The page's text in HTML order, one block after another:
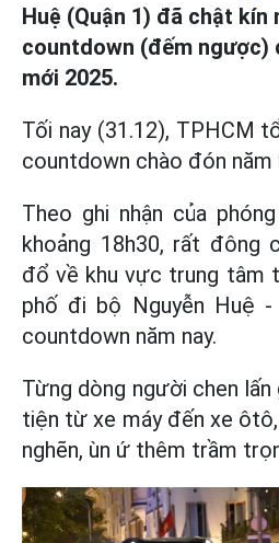
Huệ (Quận 1) đã chật
countdown (đếm ngược)
mới 2025.
Tối nay (31.12), TPHCM
countdown chào đón năm
Theo ghi nhận của
khoảng 18h30, rất đông
đổ về khu vực trung tâm
phố đi bộ Nguyễn Huệ
countdown năm nay.
Từng dòng người chen
tiện từ xe máy đến xe
nghẽn, ùn ứ thêm trầm